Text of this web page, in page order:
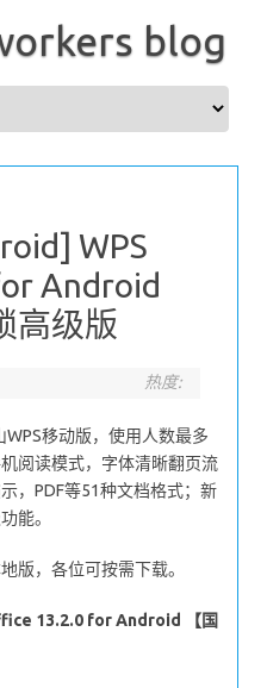
blog
WPS
Android
高级版
热度:
移动版，使用人数最多
阅读模式，字体清晰翻页流
，PDF等51种文档格式；新
能。
版，各位可按需下载。
13.2.0 for Android 【国